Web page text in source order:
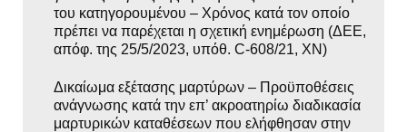
του κατηγορουμένου – Χρόνος κατά τον οποίο
πρέπει να παρέχεται η σχετική ενημέρωση (ΔΕΕ,
απόφ. της 25/5/2023, υπόθ. C‑608/21, ΧΝ)
Δικαίωμα εξέτασης μαρτύρων – Προϋποθέσεις
ανάγνωσης κατά την επ’ ακροατηρίω διαδικασία
μαρτυρικών καταθέσεων που ελήφθησαν στην